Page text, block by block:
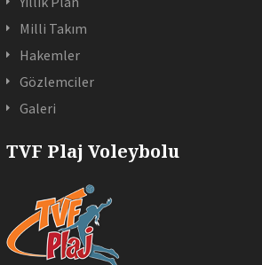
Milli Takım
Hakemler
Gözlemciler
Galeri
TVF Plaj Voleybolu